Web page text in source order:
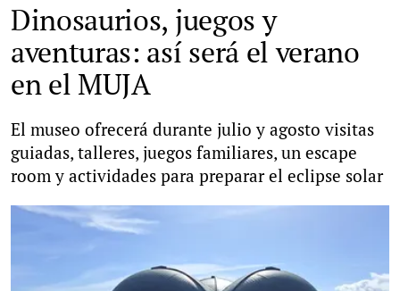
Dinosaurios, juegos y
aventuras: así será el verano
en el MUJA
El museo ofrecerá durante julio y agosto visitas
guiadas, talleres, juegos familiares, un escape
room y actividades para preparar el eclipse solar